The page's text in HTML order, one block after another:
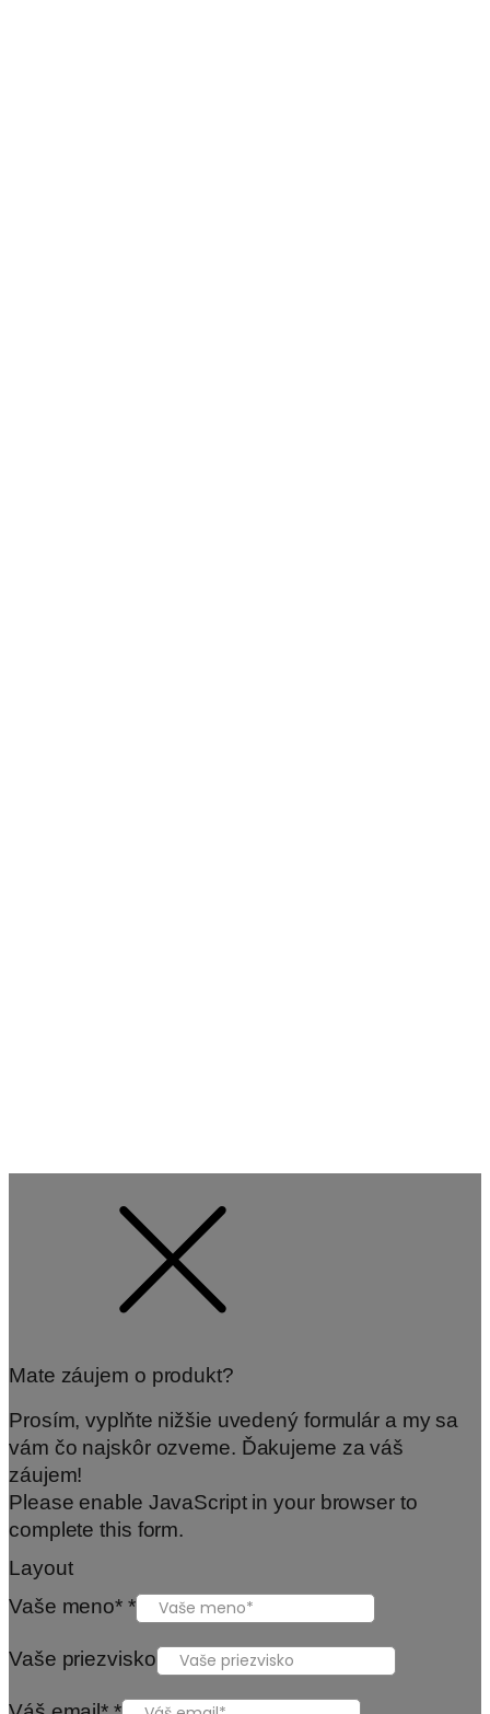
Mate záujem o produkt?
Prosím, vyplňte nižšie uvedený formulár a my sa
vám čo najskôr ozveme. Ďakujeme za váš
záujem!
Please enable JavaScript in your browser to
complete this form.
Layout
Vaše meno* *
Vaše priezvisko